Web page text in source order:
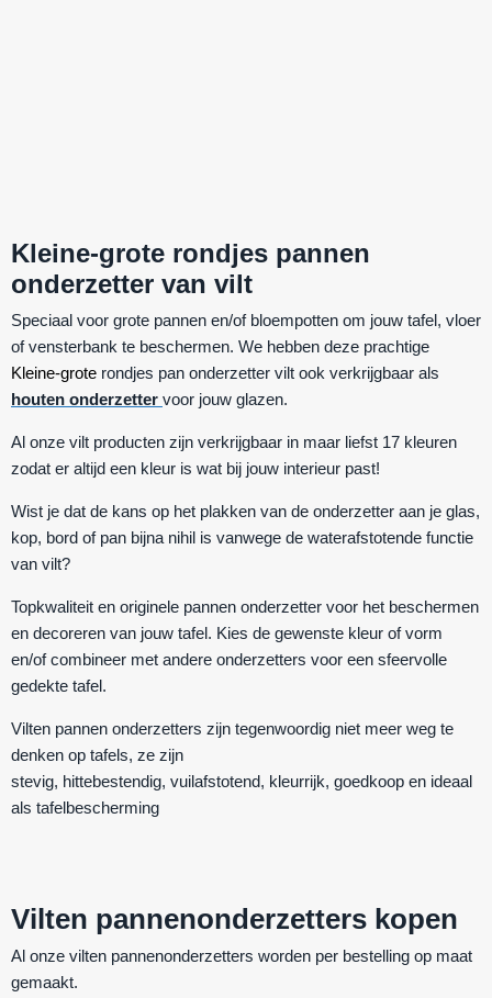
Kleine-grote rondjes pannen
onderzetter van vilt
Speciaal voor grote pannen en/of bloempotten om jouw tafel, vloer
of vensterbank te beschermen. We hebben deze prachtige
Kleine-grote rondjes pan onderzetter vilt ook verkrijgbaar als
houten onderzetter voor jouw glazen.
Al onze vilt producten zijn verkrijgbaar in maar liefst 17 kleuren
zodat er altijd een kleur is wat bij jouw interieur past!
Wist je dat de kans op het plakken van de onderzetter aan je glas,
kop, bord of pan bijna nihil is vanwege de waterafstotende functie
van vilt?
Topkwaliteit en originele pannen onderzetter voor het beschermen
en decoreren van jouw tafel. Kies de gewenste kleur of vorm
en/of combineer met andere onderzetters voor een sfeervolle
gedekte tafel.
Vilten pannen onderzetters zijn tegenwoordig niet meer weg te
denken op tafels, ze zijn
stevig, hittebestendig, vuilafstotend, kleurrijk, goedkoop en ideaal
als tafelbescherming
Vilten pannenonderzetters kopen
Al onze vilten pannenonderzetters worden per bestelling op maat
gemaakt.